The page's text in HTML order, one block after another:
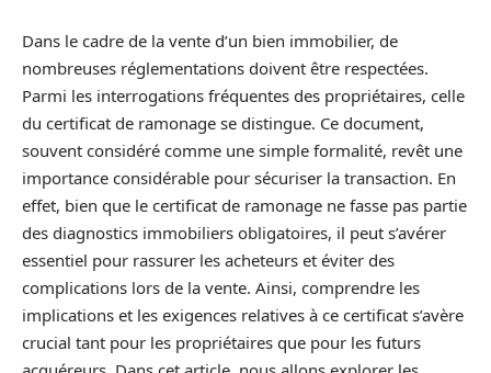
Dans le cadre de la vente d’un bien immobilier, de
nombreuses réglementations doivent être respectées.
Parmi les interrogations fréquentes des propriétaires, celle
du certificat de ramonage se distingue. Ce document,
souvent considéré comme une simple formalité, revêt une
importance considérable pour sécuriser la transaction. En
effet, bien que le certificat de ramonage ne fasse pas partie
des diagnostics immobiliers obligatoires, il peut s’avérer
essentiel pour rassurer les acheteurs et éviter des
complications lors de la vente. Ainsi, comprendre les
implications et les exigences relatives à ce certificat s’avère
crucial tant pour les propriétaires que pour les futurs